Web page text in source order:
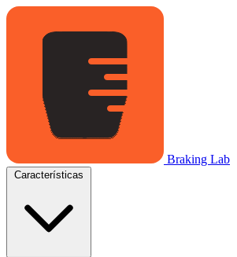
Braking Lab